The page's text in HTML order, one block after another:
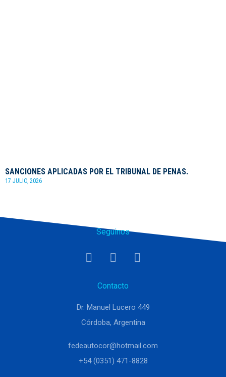
SANCIONES APLICADAS POR EL TRIBUNAL DE PENAS.
17 JULIO, 2026
Seguinos
Contacto
Dr. Manuel Lucero 449
Córdoba, Argentina
fedeautocor@hotmail.com
+54 (0351) 471-8828